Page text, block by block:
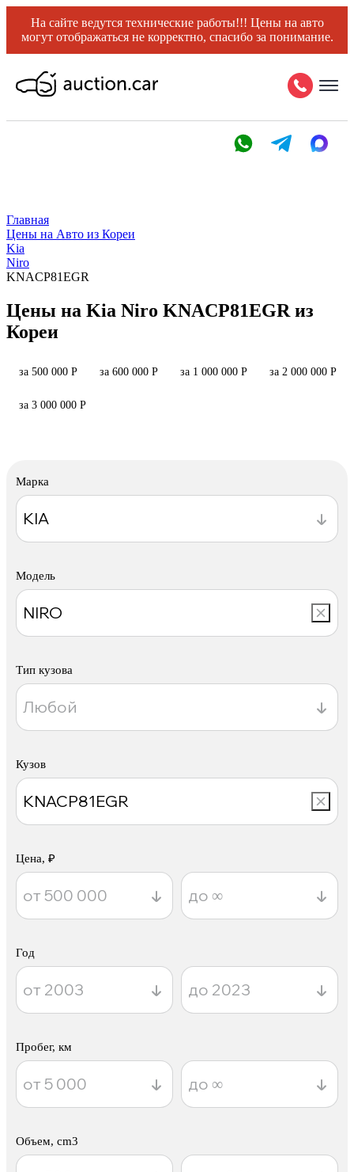
На сайте ведутся технические работы!!! Цены на авто
могут отображаться не корректно, спасибо за понимание.
Главная
Цены на Авто из Кореи
Kia
Niro
KNACP81EGR
Цены на Kia Niro KNACP81EGR из
Кореи
за 500 000 Р за 600 000 Р за 1 000 000 Р за 2 000 000 Р
за 3 000 000 Р
Марка
Модель
Тип кузова
Кузов
Цена, ₽
Год
Пробег, км
Объем, cm3